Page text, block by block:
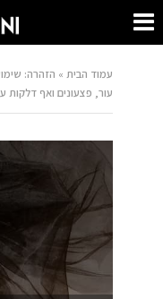
עמוד הבית » הזהרה:
עור, פצעונים ואף דלקות